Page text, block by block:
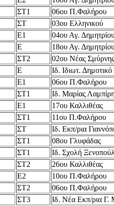
ΣΤ1 06ου Π.Φαλήρου
ΣΤ 03ου Ελληνικού
Ε1 04ου Αγ.
Ε 18ου Αγ.
ΣΤ2 02ου Νέας Σμύρνης
Ε Ιδ. Ιδιωτ.
Ε1 06ου Π.Φαλήρου
ΣΤ1 Ιδ. Μαρίας
Ε1 17ου Καλλιθέας
ΣΤ1 11ου Π.Φαλήρου
ΣΤ Ιδ. Εκπ/ρια
ΣΤ1 08ου Γλυφάδας
ΣΤ1 Ιδ. Σχολή
ΣΤ2 26ου Καλλιθέας
Ε2 10ου Π.Φαλήρου
ΣΤ2 06ου Π.Φαλήρου
ΣΤ3 Ιδ. Νέα Εκπ/ρια Γ.